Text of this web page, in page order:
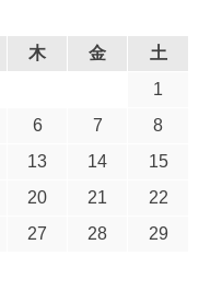
木 金 土
1
6 7
8
13 14
15
20 21
22
27 28
29